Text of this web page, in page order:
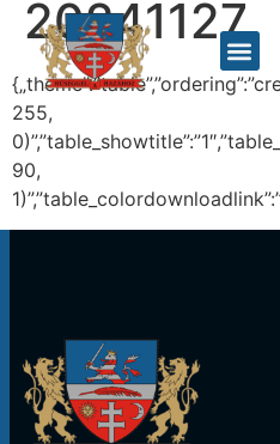
20241127
255,
90,